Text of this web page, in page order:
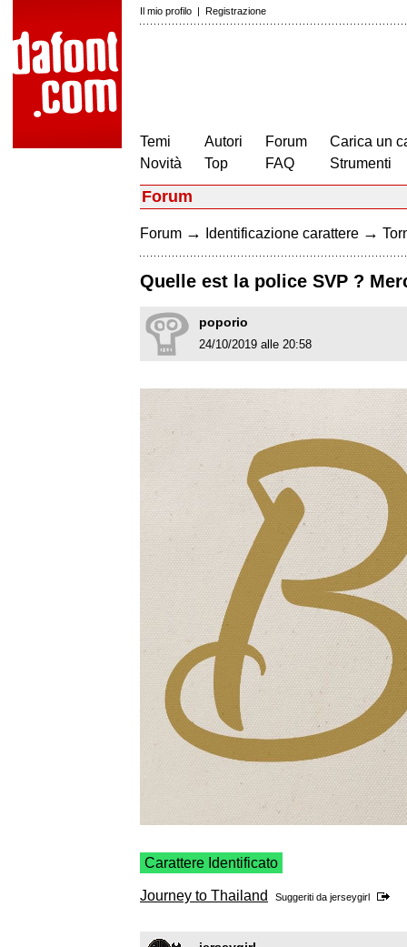
Il mio profilo | Registrazione
Temi
Novità
Autori
Top
Forum
FAQ
Carica un
Strumenti
Forum
Forum → Identificazione carattere →
Quelle est la police SVP ?
poporio
24/10/2019 alle 20:58
Carattere Identificato
Journey to Thailand Suggeriti da jerseygirl